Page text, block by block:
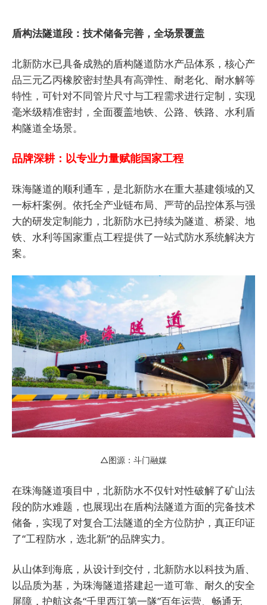
盾构法隧道段：技术储备完善，全场景覆盖
北新防水已具备成熟的盾构隧道防水产品体系，核心产
品三元乙丙橡胶密封垫具有高弹性、耐老化、耐水解等
特性，可针对不同管片尺寸与工程需求进行定制，实现
毫米级精准密封，全面覆盖地铁、公路、铁路、水利盾
构隧道全场景。
品牌深耕：以专业力量赋能国家工程
珠海隧道的顺利通车，是北新防水在重大基建领域的又
一标杆案例。依托全产业链布局、严苛的品控体系与强
大的研发定制能力，北新防水已持续为隧道、桥梁、地
铁、水利等国家重点工程提供了一站式防水系统解决方
案。
△图源：斗门融媒
在珠海隧道项目中，北新防水不仅针对性破解了矿山法
段的防水难题，也展现出在盾构法隧道方面的完备技术
储备，实现了对复合工法隧道的全方位防护，真正印证
了“工程防水，选北新”的品牌实力。
从山体到海底，从设计到交付，北新防水以科技为盾、
以品质为基，为珠海隧道搭建起一道可靠、耐久的安全
屏障，护航这条“千里西江第一隧”百年运营、畅通无